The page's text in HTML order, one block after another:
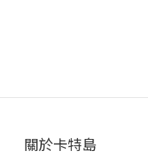
關於卡特島